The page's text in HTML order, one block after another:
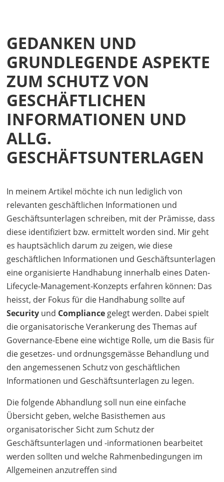
GEDANKEN UND
GRUNDLEGENDE ASPEKTE
ZUM SCHUTZ VON
GESCHÄFTLICHEN
INFORMATIONEN UND
ALLG.
GESCHÄFTSUNTERLAGEN
In meinem Artikel möchte ich nun lediglich von
relevanten geschäftlichen Informationen und
Geschäftsunterlagen schreiben, mit der Prämisse, dass
diese identifiziert bzw. ermittelt worden sind. Mir geht
es hauptsächlich darum zu zeigen, wie diese
geschäftlichen Informationen und Geschäftsunterlagen
eine organisierte Handhabung innerhalb eines Daten-
Lifecycle-Management-Konzepts erfahren können: Das
heisst, der Fokus für die Handhabung sollte auf
Security und Compliance gelegt werden. Dabei spielt
die organisatorische Verankerung des Themas auf
Governance-Ebene eine wichtige Rolle, um die Basis für
die gesetzes- und ordnungsgemässe Behandlung und
den angemessenen Schutz von geschäftlichen
Informationen und Geschäftsunterlagen zu legen.
Die folgende Abhandlung soll nun eine einfache
Übersicht geben, welche Basisthemen aus
organisatorischer Sicht zum Schutz der
Geschäftsunterlagen und -informationen bearbeitet
werden sollten und welche Rahmenbedingungen im
Allgemeinen anzutreffen sind